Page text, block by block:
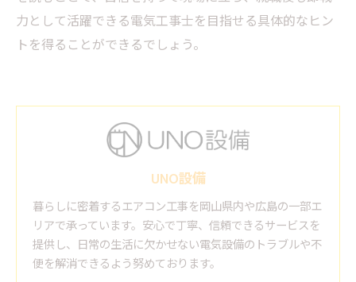
力として活躍できる電気工事士を目指せる具体的なヒン
トを得ることができるでしょう。
UNO設備
暮らしに密着するエアコン工事を岡山県内や広島の一部エ
リアで承っています。安心で丁寧、信頼できるサービスを
提供し、日常の生活に欠かせない電気設備のトラブルや不
便を解消できるよう努めております。